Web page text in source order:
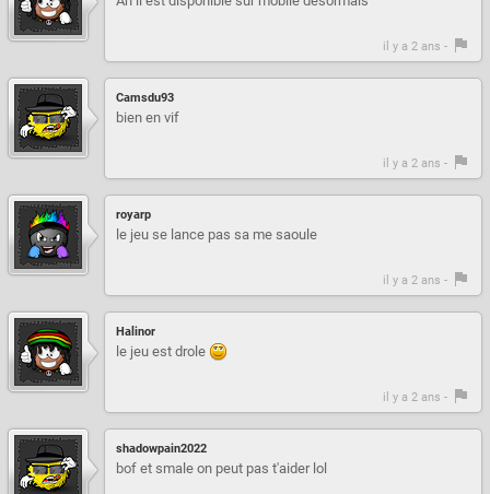
il y a 2 ans -
Camsdu93
bien en vif
il y a 2 ans -
royarp
le jeu se lance pas sa me saoule
il y a 2 ans -
Halinor
le jeu est drole
il y a 2 ans -
shadowpain2022
bof et smale on peut pas t'aider lol